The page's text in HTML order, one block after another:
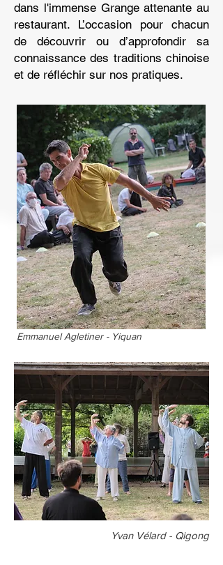
dans l'immense Grange attenante au
restaurant. L’occasion pour chacun
de découvrir ou d’approfondir sa
connaissance des traditions chinoise
et de réfléchir sur nos pratiques.
Emmanuel Agletiner - Yiquan
Yvan Vélard - Qigong